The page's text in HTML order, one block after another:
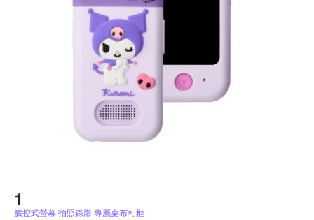
觸控式螢幕 拍照錄影 專屬桌布相框